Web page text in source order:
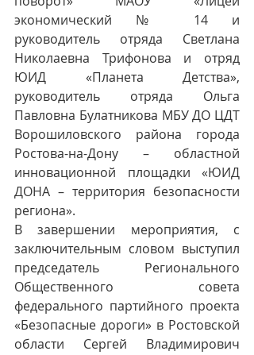
экономический № 14 и
руководитель отряда Светлана
Николаевна Трифонова и отряд
ЮИД «Планета Детства»,
руководитель отряда Ольга
Павловна Булатникова МБУ ДО ЦДТ
Ворошиловского района города
Ростова-на-Дону – областной
инновационной площадки «ЮИД
ДОНА – территория безопасности
региона».
В завершении мероприятия, с
заключительным словом выступил
председатель Регионального
Общественного совета
федерального партийного проекта
«Безопасные дороги» в Ростовской
области Сергей Владимирович